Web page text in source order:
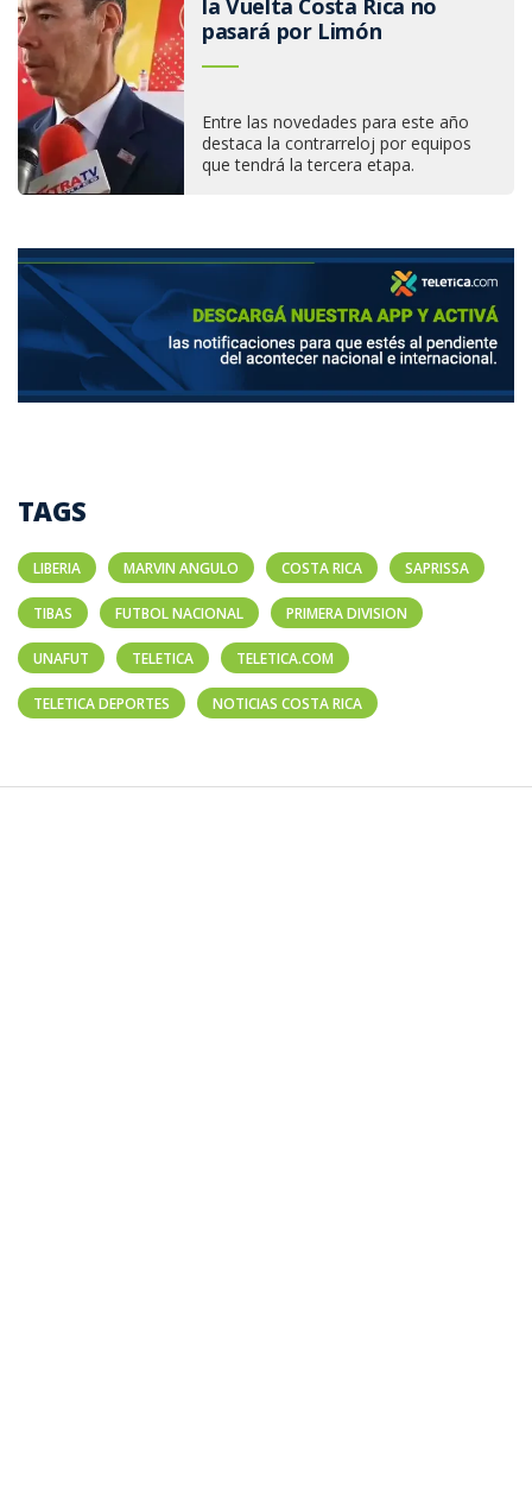
la Vuelta Costa Rica no
pasará por Limón
Entre las novedades para este año
destaca la contrarreloj por equipos
que tendrá la tercera etapa.
TAGS
LIBERIA MARVIN ANGULO COSTA RICA SAPRISSA
TIBAS FUTBOL NACIONAL PRIMERA DIVISION
UNAFUT TELETICA TELETICA.COM
TELETICA DEPORTES NOTICIAS COSTA RICA